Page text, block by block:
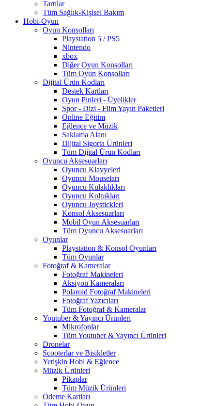
Tartılar
Tüm Sağlık-Kişisel Bakım
Hobi-Oyun
Oyun Konsolları
Playstation 5 / PS5
Nintendo
xbox
Diğer Oyun Konsolları
Tüm Oyun Konsolları
Dijital Ürün Kodları
Destek Kartları
Oyun Pinleri - Üyelikler
Spor - Dizi - Film Yayın Paketleri
Online Eğitim
Eğlence ve Müzik
Saklama Alanı
Dijital Sigorta Ürünleri
Tüm Dijital Ürün Kodları
Oyuncu Aksesuarları
Oyuncu Klavyeleri
Oyuncu Mouseları
Oyuncu Kulaklıkları
Oyuncu Koltukları
Oyuncu Joystickleri
Konsol Aksesuarları
Mobil Oyun Aksesuarları
Tüm Oyuncu Aksesuarları
Oyunlar
Playstation & Konsol Oyunları
Tüm Oyunlar
Fotoğraf & Kameralar
Fotoğraf Makineleri
Aksiyon Kameraları
Polaroid Fotoğraf Makineleri
Fotoğraf Yazıcıları
Tüm Fotoğraf & Kameralar
Youtuber & Yayıncı Ürünleri
Mikrofonlar
Tüm Youtuber & Yayıncı Ürünleri
Dronelar
Scooterlar ve Bisikletler
Yetişkin Hobi & Eğlence
Müzik Ürünleri
Pikaplar
Tüm Müzik Ürünleri
Ödeme Kartları